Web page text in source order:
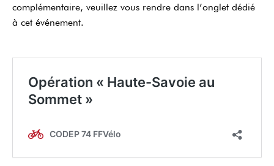
complémentaire, veuillez vous rendre dans l’onglet dédié
à cet événement.